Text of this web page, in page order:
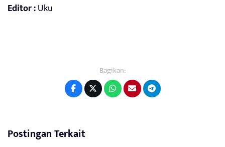
Editor :Uku
Bagikan:
Postingan Terkait